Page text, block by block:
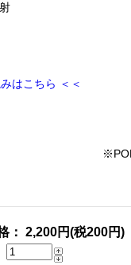
はこちら ＜＜
： 2,200円(税200円)